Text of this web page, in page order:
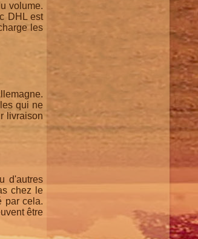
volume.
DHL est
les
qui ne
livraison
d'autres
chez le
par cela.
être